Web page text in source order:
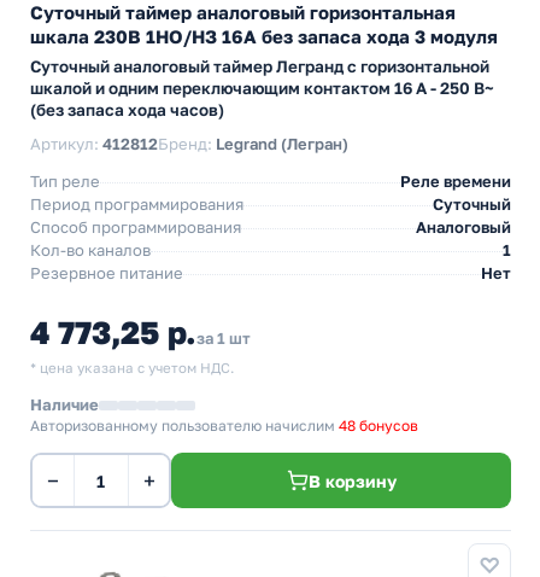
Суточный таймер аналоговый горизонтальная
шкала 230В 1НО/НЗ 16А без запаса хода 3 модуля
Суточный аналоговый таймер Легранд с горизонтальной
шкалой и одним переключающим контактом 16 А - 250 В~
(без запаса хода часов)
Артикул: 412812Бренд: Legrand (Легран)
Тип реле
Реле времени
Период программирования
Суточный
Способ программирования
Аналоговый
Кол-во каналов
1
Резервное питание
Нет
4 773,25 р.за 1 шт
* цена указана с учетом НДС.
Наличие
Авторизованному пользователю начислим 48 бонусов
− + В корзину